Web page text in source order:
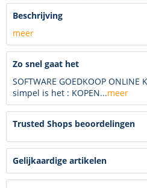
Beschrijving
meer
Zo snel gaat het
SOFTWARE GOEDKOOP ONLINE
simpel is het : KOPEN...meer
Trusted Shops beoordelingen
Gelijkaardige artikelen